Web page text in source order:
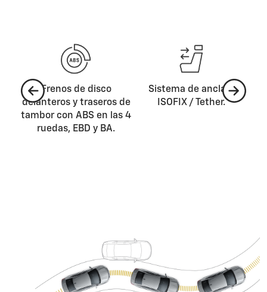
Frenos de disco
delanteros y traseros de
tambor con ABS en las 4
ruedas, EBD y BA.
Sistema de anclaje
ISOFIX / Tether.